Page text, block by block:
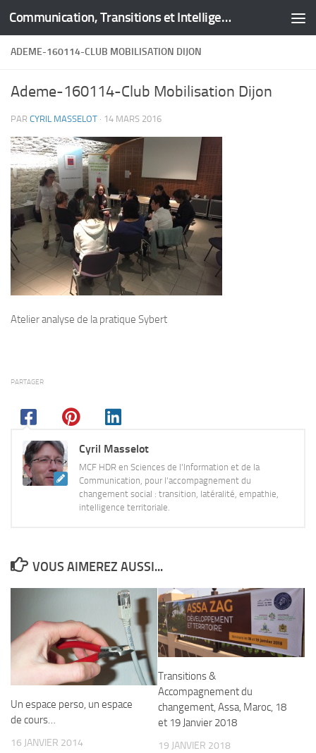
Skip to content Communication, Transitions et Intelligence Territoriale
ADEME-160114-CLUB MOBILISATION DIJON
Ademe-160114-Club Mobilisation Dijon
PAR CYRIL MASSELOT · 14 MARS 2016
Atelier analyse de la pratique Sybert
PARTAGER
Cyril Masselot
MCF HDR en Sciences de l'Information et de la
Communication, pour l'accompagnement du
changement social : transition, latéralité, empathie,
intelligence territoriale.
VOUS AIMEREZ AUSSI...
Un espace perso, un espace
de cours…
16 JANVIER 2014
Transitions &
Accompagnement du
changement, Assa, Maroc, 18
et 19 Janvier 2018
19 JANVIER 2018